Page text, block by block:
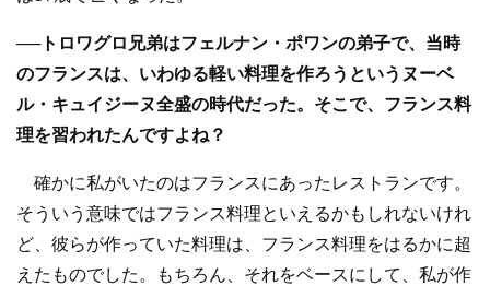
──トロワグロ兄弟はフェルナン・ポワンの弟子で、当時
のフランスは、いわゆる軽い料理を作ろうというヌーベ
ル・キュイジーヌ全盛の時代だった。そこで、フランス料
理を習われたんですよね？
確かに私がいたのはフランスにあったレストランです。
そういう意味ではフランス料理といえるかもしれないけれ
ど、彼らが作っていた料理は、フランス料理をはるかに超
えたものでした。もちろん、それをベースにして、私が作